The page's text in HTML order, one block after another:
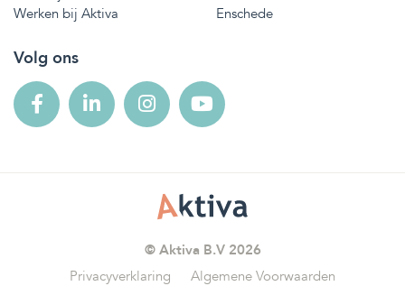
Werken bij Aktiva
Enschede
Volg ons
© Aktiva B.V 2026
Privacyverklaring
Algemene Voorwaarden